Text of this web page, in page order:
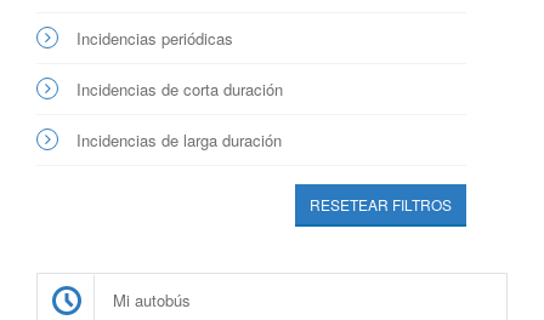
Incidencias periódicas
Incidencias de corta duración
Incidencias de larga duración
RESETEAR FILTROS
Mi autobús